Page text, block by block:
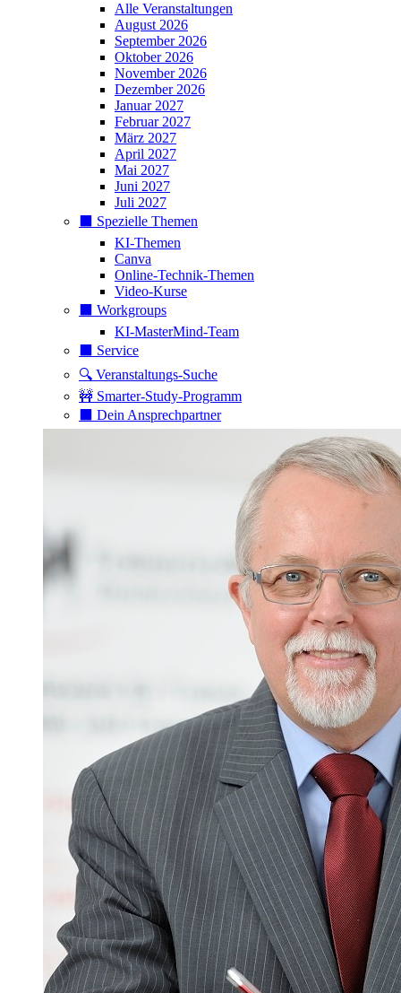
Alle Veranstaltungen
August 2026
September 2026
Oktober 2026
November 2026
Dezember 2026
Januar 2027
Februar 2027
März 2027
April 2027
Mai 2027
Juni 2027
Juli 2027
⬛️ Spezielle Themen
KI-Themen
Canva
Online-Technik-Themen
Video-Kurse
⬛️ Workgroups
KI-MasterMind-Team
⬛️ Service
🔍 Veranstaltungs-Suche
🚧 Smarter-Study-Programm
⬛️ Dein Ansprechpartner